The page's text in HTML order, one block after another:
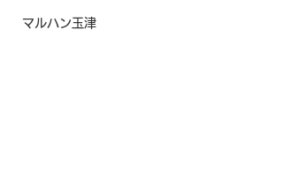
マルハン玉津